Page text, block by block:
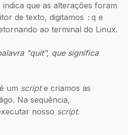
que as alterações foram
de texto, digitamos :q e
ao terminal do Linux.
"quit", que significa
um scripte criamos as
Na sequência,
nosso script.